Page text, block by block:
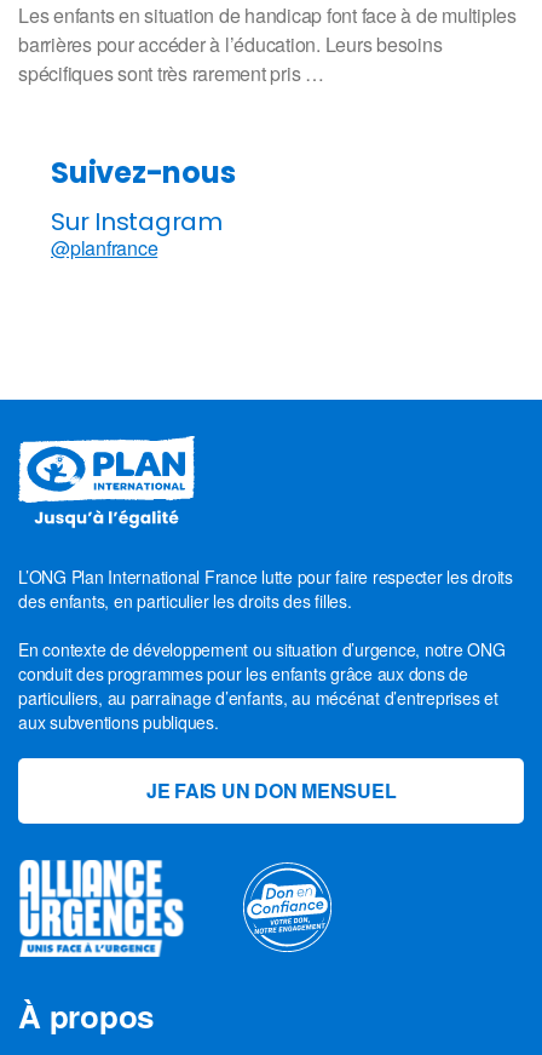
Les enfants en situation de handicap font face à de multiples
barrières pour accéder à l’éducation. Leurs besoins
spécifiques sont très rarement pris …
Suivez-nous
Sur Instagram
@planfrance
L’ONG Plan International France lutte pour faire respecter les droits
des enfants, en particulier les droits des filles.
En contexte de développement ou situation d’urgence, notre ONG
conduit des programmes pour les enfants grâce aux dons de
particuliers, au parrainage d’enfants, au mécénat d’entreprises et
aux subventions publiques.
JE FAIS UN DON MENSUEL
À propos